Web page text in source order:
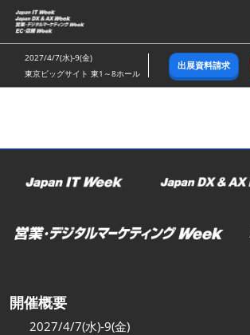
ス
キ
ッ
し
む
2027/4/7(水)-9(金)
東京ビッグサイト 東1～8ホール
出展資料請求
開催概要
2027/4/7(水)-9(金)